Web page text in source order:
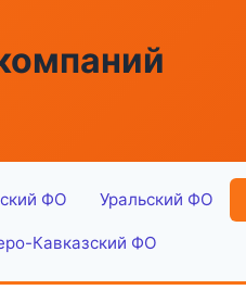
ФО Уральский ФО
Кавказский ФО